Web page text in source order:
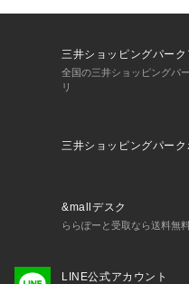
三井ショッピングパーク
全国の三井ショッピングパ
リ
三井ショッピングパーク
&mallデスク
ららぽーと受取なら送料無
LINE公式アカウント